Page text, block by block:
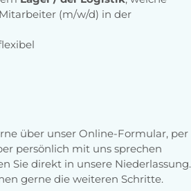
(m/w/d) in der
über unser Online-Formular, per
persönlich mit uns sprechen
Sie direkt in unsere Niederlassung.
gerne die weiteren Schritte.